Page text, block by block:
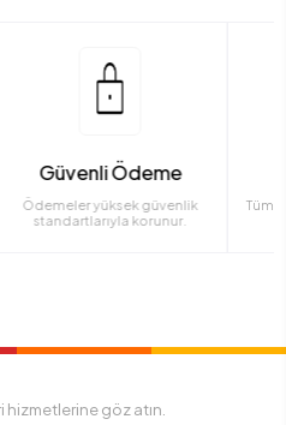
Güvenli Ödeme
Ödemeler yüksek güvenlik
standartlarıyla korunur.
Tüm
göz atın.